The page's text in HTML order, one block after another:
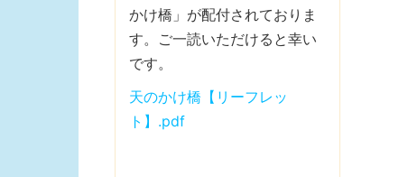
かけ橋」が配付されておりま
す。ご一読いただけると幸い
です。
天のかけ橋【リーフレッ
ト】.pdf